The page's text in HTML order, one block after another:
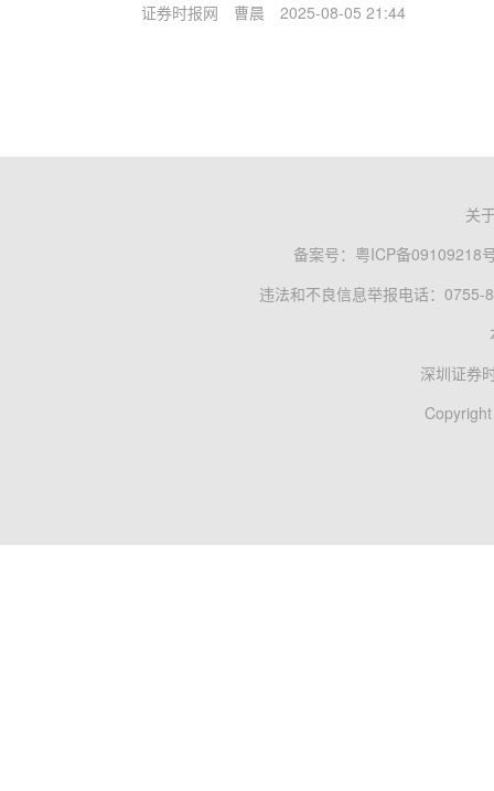
证券时报网 曹晨 2025-08-05 21:44
关
备案号： 粤ICP备09109218
违法和不良信息举报电话：0755-
深圳证券